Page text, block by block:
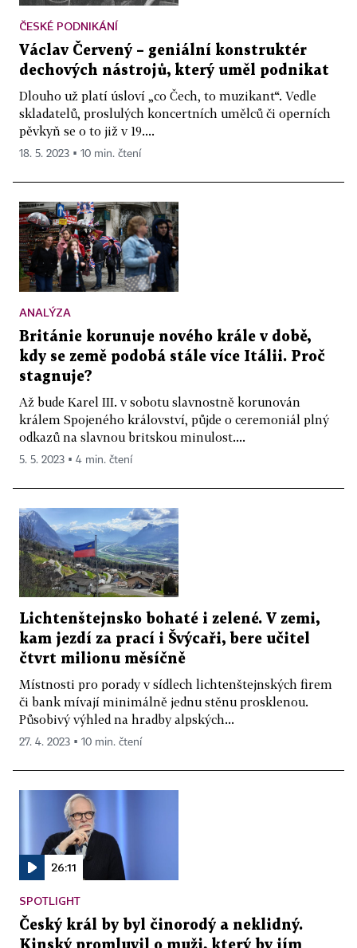
ČESKÉ PODNIKÁNÍ
Václav Červený – geniální konstruktér
dechových nástrojů, který uměl podnikat
Dlouho už platí úsloví „co Čech, to muzikant“. Vedle
skladatelů, proslulých koncertních umělců či operních
pěvkyň se o to již v 19....
18. 5. 2023 ▪ 10 min. čtení
ANALÝZA
Británie korunuje nového krále v době,
kdy se země podobá stále více Itálii. Proč
stagnuje?
Až bude Karel III. v sobotu slavnostně korunován
králem Spojeného království, půjde o ceremoniál plný
odkazů na slavnou britskou minulost....
5. 5. 2023 ▪ 4 min. čtení
Lichtenštejnsko bohaté i zelené. V zemi,
kam jezdí za prací i Švýcaři, bere učitel
čtvrt milionu měsíčně
Místnosti pro porady v sídlech lichtenštejnských firem
či bank mívají minimálně jednu stěnu prosklenou.
Působivý výhled na hradby alpských...
27. 4. 2023 ▪ 10 min. čtení
26:11
SPOTLIGHT
Český král by byl činorodý a neklidný.
Kinský promluvil o muži, který by jím